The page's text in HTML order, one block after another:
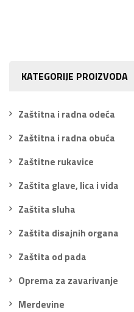
KATEGORIJE PROIZVODA
Zaštitna i radna odeća
Zaštitna i radna obuća
Zaštitne rukavice
Zaštita glave, lica i vida
Zaštita sluha
Zaštita disajnih organa
Zaštita od pada
Oprema za zavarivanje
Merdevine